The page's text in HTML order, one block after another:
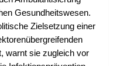
Gesundheitswesen.
Zielsetzung einer
warnt sie zugleich vor